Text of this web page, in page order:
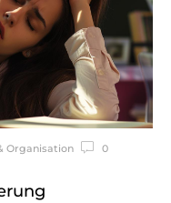
Organisation 0